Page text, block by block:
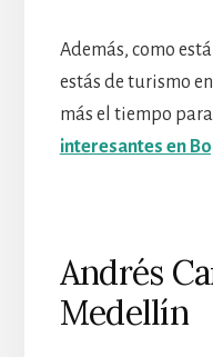
Además, como
estás de turismo
más el tiempo
interesantes en
Andrés
Medellín